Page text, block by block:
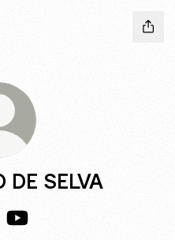
DE SELVA